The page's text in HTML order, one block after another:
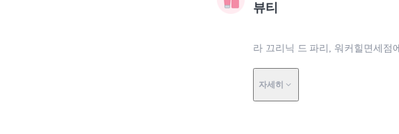
뷰티
라 끄리닉 드 파리, 워커힐면세점
자세히